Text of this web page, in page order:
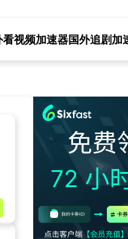
看视频加速器国外追剧加